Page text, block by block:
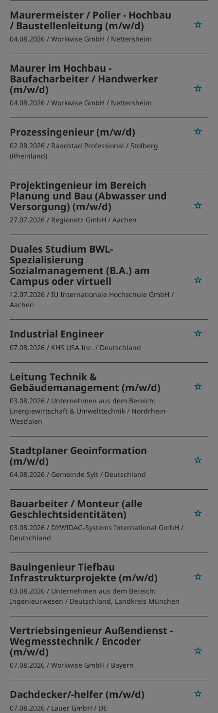
Maurermeister / Polier - Hochbau
/ Baustellenleitung (m/w/d)
04.08.2026 / Workwise GmbH / Nettersheim
Maurer im Hochbau -
Baufacharbeiter / Handwerker
(m/w/d)
04.08.2026 / Workwise GmbH / Nettersheim
Prozessingenieur (m/w/d)
02.08.2026 / Randstad Professional / Stolberg
(Rheinland)
Projektingenieur im Bereich
Planung und Bau (Abwasser und
Versorgung) (m/w/d)
27.07.2026 / Regionetz GmbH / Aachen
Duales Studium BWL-
Spezialisierung
Sozialmanagement (B.A.) am
Campus oder virtuell
12.07.2026 / IU Internationale Hochschule GmbH /
Aachen
Industrial Engineer
07.08.2026 / KHS USA Inc. / Deutschland
Leitung Technik &
Gebäudemanagement (m/w/d)
03.08.2026 / Unternehmen aus dem Bereich:
Energiewirtschaft & Umwelttechnik / Nordrhein-
Westfalen
Stadtplaner Geoinformation
(m/w/d)
04.08.2026 / Gemeinde Sylt / Deutschland
Bauarbeiter / Monteur (alle
Geschlechtsidentitäten)
03.08.2026 / DYWIDAG-Systems International GmbH /
Deutschland
Bauingenieur Tiefbau
Infrastrukturprojekte (m/w/d)
03.08.2026 / Unternehmen aus dem Bereich:
Ingenieurwesen / Deutschland, Landkreis München
Vertriebsingenieur Außendienst -
Wegmesstechnik / Encoder
(m/w/d)
07.08.2026 / Workwise GmbH / Bayern
Dachdecker/-helfer (m/w/d)
07.08.2026 / Lauer GmbH / DE